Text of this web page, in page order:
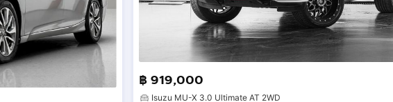
฿ 919,000
Isuzu MU-X 3.0 Ultimate AT 2WD